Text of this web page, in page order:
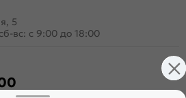
5
вс: с 9:00 до 18:00